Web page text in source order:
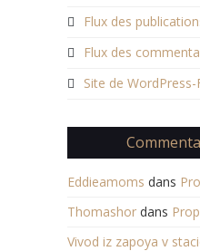
Flux des
Flux des
Site de WordPress-
Eddieamoms dans
Thomashor dans
Vivod iz zapoya v